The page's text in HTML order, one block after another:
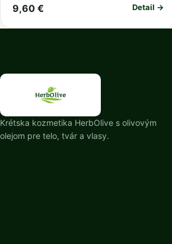
9,60 € Detail →
Krétska kozmetika HerbOlive s olivovým
olejom pre telo, tvár a vlasy.